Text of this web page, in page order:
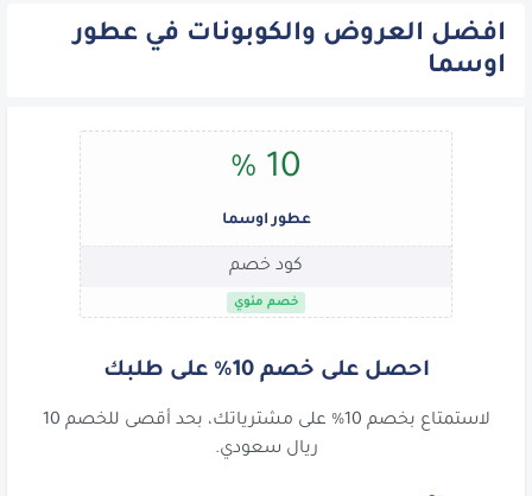
افضل العروض والكوبونات في عطور
اوسما
10 %
عطور اوسما
كود خصم
خصم مئوي
احصل على خصم 10% على طلبك
لاستمتاع بخصم 10% على مشترياتك، بحد أقصى للخصم 10
ريال سعودي.